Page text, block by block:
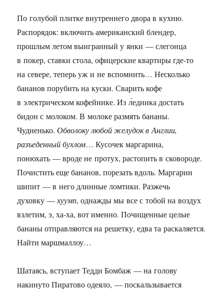
По голубой плитке внутреннего двора в кухню.
Распорядок: включить американский блендер,
прошлым летом выигранный у янки — слегонца
в покер, ставки стола, офицерские квартиры где-то
на севере, теперь уж и не вспомнить… Несколько
бананов порубить на куски. Сварить кофе
в электрическом кофейнике. Из л́едника достать
бидон с молоком. В молоке размять бананы.
Чудненько.Обволоку любой желудок в Англии,
разъеденный бухлом… Кусочек маргарина,
понюхать — вроде не протух, растопить в сковороде.
Почистить еще бананов, порезать вдоль. Маргарин
шипит — в него длинные ломтики. Разжечь
духовку —хуумп, однажды мы все с тобой на воздух
взлетим, э, ха-ха, вот именно. Почищенные целые
бананы отправляются на решетку, едва та раскаляется.
Найти маршмаллоу…
Шатаясь, вступает Тедди Бомбаж — на голову
накинуто Пиратово одеяло, — поскальзывается